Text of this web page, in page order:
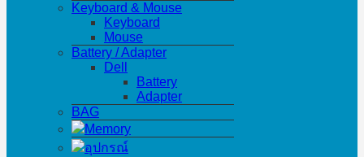
Keyboard & Mouse
Keyboard
Mouse
Battery / Adapter
Dell
Battery
Adapter
BAG
Memory
อุปกรณ์